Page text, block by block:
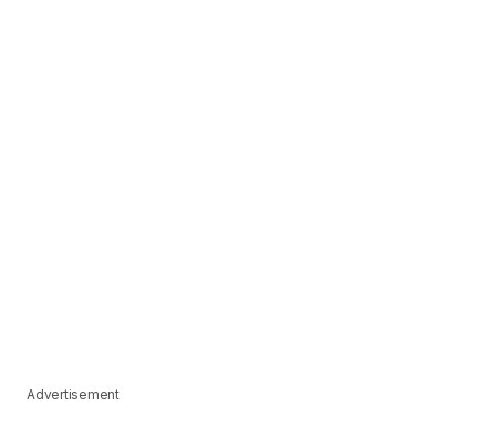
Advertisement